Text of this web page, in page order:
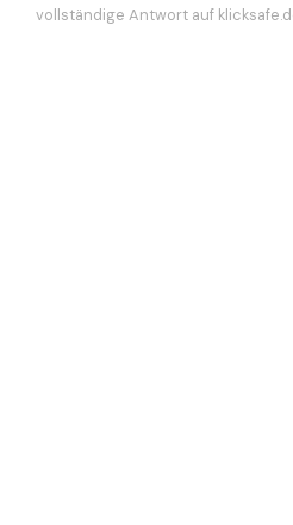
vollständige Antwort auf